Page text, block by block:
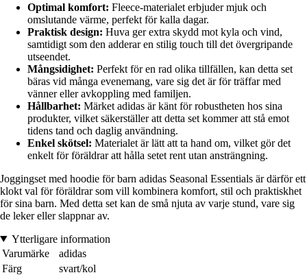
Optimal komfort: Fleece-materialet erbjuder mjuk och
omslutande värme, perfekt för kalla dagar.
Praktisk design: Huva ger extra skydd mot kyla och vind,
samtidigt som den adderar en stilig touch till det övergripande
utseendet.
Mångsidighet: Perfekt för en rad olika tillfällen, kan detta set
bäras vid många evenemang, vare sig det är för träffar med
vänner eller avkoppling med familjen.
Hållbarhet: Märket adidas är känt för robustheten hos sina
produkter, vilket säkerställer att detta set kommer att stå emot
tidens tand och daglig användning.
Enkel skötsel: Materialet är lätt att ta hand om, vilket gör det
enkelt för föräldrar att hålla setet rent utan ansträngning.
Joggingset med hoodie för barn adidas Seasonal Essentials är därför ett
klokt val för föräldrar som vill kombinera komfort, stil och praktiskhet
för sina barn. Med detta set kan de små njuta av varje stund, vare sig
de leker eller slappnar av.
Ytterligare information
Varumärke
adidas
Färg
svart/kol